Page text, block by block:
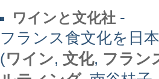
ワインと文化社 -
フランス食文化を日
(ワイン, 文化, フラン